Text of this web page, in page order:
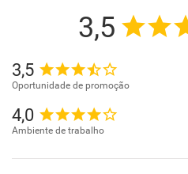
3,5
3,5
Oportunidade de promoção
4,0
Ambiente de trabalho